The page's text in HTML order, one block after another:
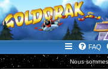
le site de la Lune Rouge
FAQ
Nous